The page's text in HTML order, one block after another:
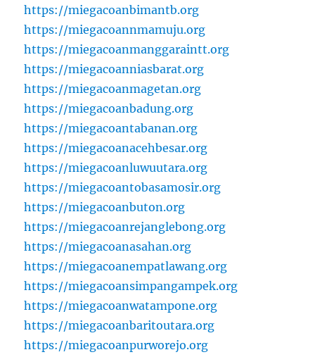
https://miegacoanbimantb.org
https://miegacoannmamuju.org
https://miegacoanmanggaraintt.org
https://miegacoanniasbarat.org
https://miegacoanmagetan.org
https://miegacoanbadung.org
https://miegacoantabanan.org
https://miegacoanacehbesar.org
https://miegacoanluwuutara.org
https://miegacoantobasamosir.org
https://miegacoanbuton.org
https://miegacoanrejanglebong.org
https://miegacoanasahan.org
https://miegacoanempatlawang.org
https://miegacoansimpangampek.org
https://miegacoanwatampone.org
https://miegacoanbaritoutara.org
https://miegacoanpurworejo.org